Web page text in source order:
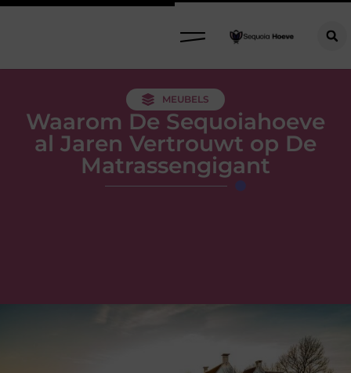
MEUBELS
Waarom De Sequoiahoeve
al Jaren Vertrouwt op De
Matrassengigant